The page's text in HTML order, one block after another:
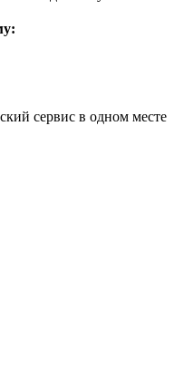
сервис в одном месте